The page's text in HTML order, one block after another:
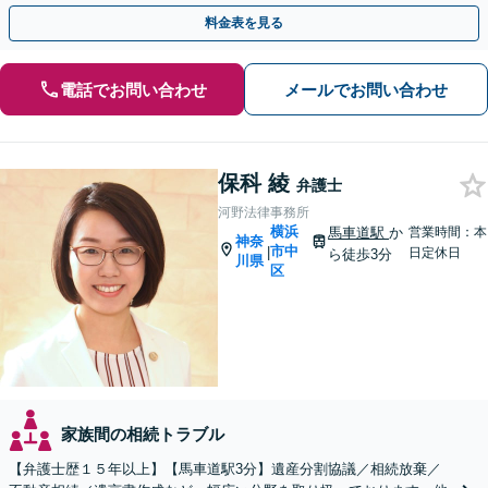
を目指します【馬車道駅3分】
料金表を見る
電話でお問い合わせ メールでお問い合わせ
保科 綾 弁護士
河野法律事務所
神奈
川県
|
横浜
市中
区
馬車道駅か
ら徒歩3分
営業時間：本
日定休日
家族間の相続トラブル
【弁護士歴１５年以上】【馬車道駅3分】遺産分割協議／相続放棄／